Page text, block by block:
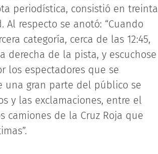
periodística, consistió en treinta
respecto se anotó: “Cuando
categoría, cerca de las 12:45,
de la pista, y escuchose
los espectadores que se
una gran parte del público se
y las exclamaciones, entre el
camiones de la Cruz Roja que